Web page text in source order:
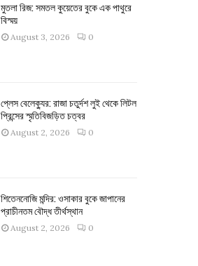
মুতলা রিজ: সমতল কুয়েতের বুকে এক পাথুরে
বিস্ময়
August 3, 2026 0
প্লেস বেলেক্যুর: রাজা চতুর্দশ লুই থেকে লিটল
প্রিন্সের স্মৃতিবিজড়িত চত্বর
August 2, 2026 0
শিতেননোজি মন্দির: ওসাকার বুকে জাপানের
প্রাচীনতম বৌদ্ধ তীর্থস্থান
August 2, 2026 0